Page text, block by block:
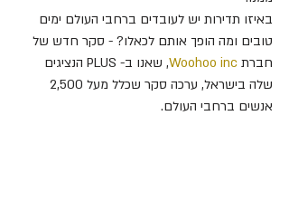
באיזו תדירות יש לעובדים ברחבי העולם ימים
טובים ומה הופך אותם לכאלו? - סקר חדש של
חברת Woohoo inc
, שאנו ב- PLUS הנציגים
אנשים ברחבי העולם.